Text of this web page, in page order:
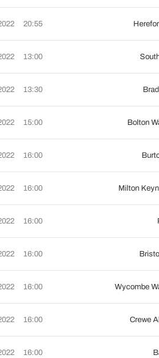
20:55
13:00
13:30
15:00 Bolton
16:00
16:00 Milton
16:00
16:00
16:00 Wycombe
16:00 Crewe
16:00